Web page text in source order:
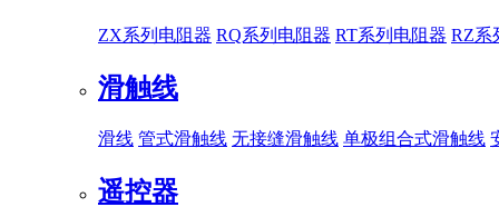
ZX系列电阻器 RQ系列电阻器 RT系列电阻器 RZ系
滑触线
滑线 管式滑触线 无接缝滑触线 单极组合式滑触线
遥控器